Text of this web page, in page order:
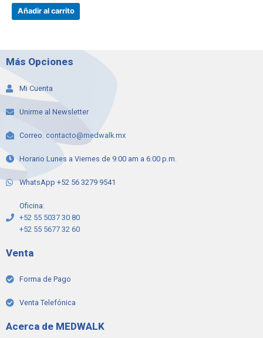
Añadir al carrito
Más Opciones
Mi Cuenta
Unirme al Newsletter
Correo: contacto@medwalk.mx
Horario Lunes a Viernes de 9:00 am a 6:00 p.m.
WhatsApp +52 56 3279 9541
Oficina:
+52 55 5037 30 80
+52 55 5677 32 60
Venta
Forma de Pago
Venta Telefónica
Acerca de MEDWALK